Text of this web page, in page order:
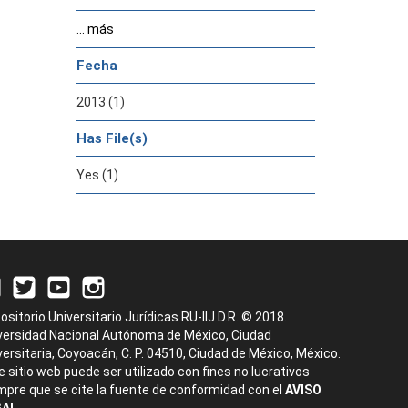
... más
Fecha
2013 (1)
Has File(s)
Yes (1)
Universitario Jurídicas RU-IIJ D.R. © 2018.
Nacional Autónoma de México, Ciudad
Coyoacán, C. P. 04510, Ciudad de México, México.
sitio web puede ser utilizado con fines no lucrativos
que se cite la fuente de conformidad con el AVISO